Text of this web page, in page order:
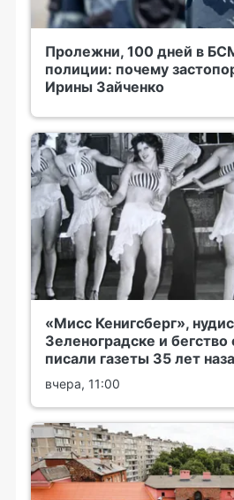
Пролежни, 100 дней в
полиции: почему
Ирины Зайченко
«Мисс Кенигсберг»,
Зеленоградске и бегство
писали газеты 35 лет
вчера, 11:00